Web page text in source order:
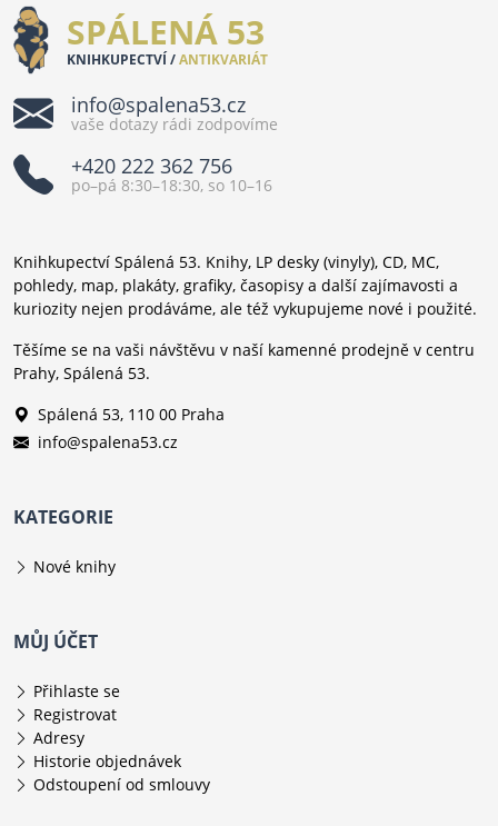
SPÁLENÁ 53
KNIHKUPECTVÍ /ANTIKVARIÁT
info@spalena53.cz
vaše dotazy rádi zodpovíme
+420 222 362 756
po–pá 8:30–18:30, so 10–16
Knihkupectví Spálená 53. Knihy, LP desky (vinyly), CD, MC,
pohledy, map, plakáty, grafiky, časopisy a další zajímavosti a
kuriozity nejen prodáváme, ale též vykupujeme nové i použité.
Těšíme se na vaši návštěvu v naší kamenné prodejně v centru
Prahy, Spálená 53.
Spálená 53, 110 00 Praha
info@spalena53.cz
KATEGORIE
Nové knihy
MŮJ ÚČET
Přihlaste se
Registrovat
Adresy
Historie objednávek
Odstoupení od smlouvy